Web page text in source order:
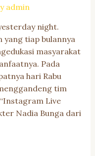
admin
night.
yang tiap bulannya
masyarakat
Pada
hari Rabu
tim
Live
Nadia Bunga dari